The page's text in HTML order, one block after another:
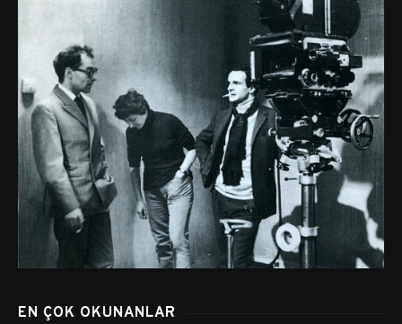
EN ÇOK OKUNANLAR